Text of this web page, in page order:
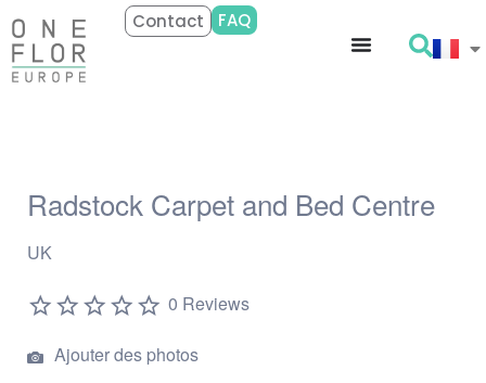
Contact FAQ
Radstock Carpet and Bed Centre
UK
0 Reviews
Ajouter des photos